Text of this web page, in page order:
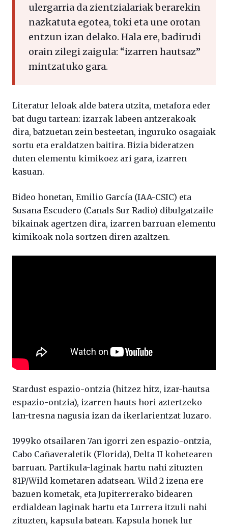
ulergarria da zientzialariak berarekin
nazkatuta egotea, toki eta une orotan
entzun izan delako. Hala ere, badirudi
orain zilegi zaigula: “izarren hautsaz”
mintzatuko gara.
Literatur leloak alde batera utzita, metafora eder
bat dugu tartean: izarrak labeen antzerakoak
dira, batzuetan zein besteetan, inguruko osagaiak
sortu eta eraldatzen baitira. Bizia bideratzen
duten elementu kimikoez ari gara, izarren
kasuan.
Bideo honetan, Emilio García (IAA-CSIC) eta
Susana Escudero (Canals Sur Radio) dibulgatzaile
bikainak agertzen dira, izarren barruan elementu
kimikoak nola sortzen diren azaltzen.
Stardust espazio-ontzia (hitzez hitz, izar-hautsa
espazio-ontzia), izarren hauts hori aztertzeko
lan-tresna nagusia izan da ikerlarientzat luzaro.
1999ko otsailaren 7an igorri zen espazio-ontzia,
Cabo Cañaveraletik (Florida), Delta II kohetearen
barruan. Partikula-laginak hartu nahi zituzten
81P/Wild kometaren adatsean. Wild 2 izena ere
bazuen kometak, eta Jupiterrerako bidearen
erdialdean laginak hartu eta Lurrera itzuli nahi
zituzten, kapsula batean. Kapsula honek lur